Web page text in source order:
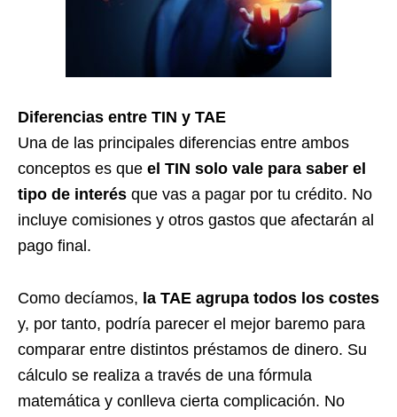
Diferencias entre TIN y TAE
Una de las principales diferencias entre ambos
conceptos es que el TIN solo vale para saber el
tipo de interés que vas a pagar por tu crédito. No
incluye comisiones y otros gastos que afectarán al
pago final.
Como decíamos, la TAE agrupa todos los costes
y, por tanto, podría parecer el mejor baremo para
comparar entre distintos préstamos de dinero. Su
cálculo se realiza a través de una fórmula
matemática y conlleva cierta complicación. No